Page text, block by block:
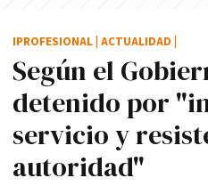
Según el
detenido por
servicio y
autoridad"
IPROFESIONAL ACTUALIDAD